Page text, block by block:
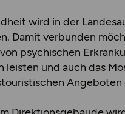
wird in der
Damit verbunden
psychischen
leisten und auch das
Angeboten